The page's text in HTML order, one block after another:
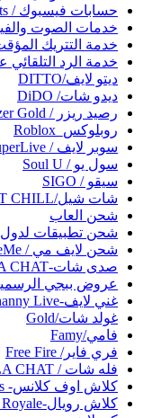
حسابات فيسبوك / Facebook accounts
خدمات الصوت
خدمة التتريك
خدمة الرد
ديتو لايف/DITTO
ديدو شات/ DiDO
رصيد ريزر / Razer Gold
روبلوكس_Roblox
سوبر لايف / SuperLive
سول يو / Soul U
سيقو / SIGO
شات شيل/CHAT CHILL
شحن العاب
شحن تطبيقات لدول
شحن لايف مي / LiveMe
صدى شات-SADA CHAT
عروض ببجي
غني لايف-Ghanny Live
غولد شات/Gold
فامي/Famy
فري فاير/ Free Fire
فله شات / FALLA CHAT
كلاش اوف كلانس- Clash Of Clans
كلاش رويال-Clash Royale